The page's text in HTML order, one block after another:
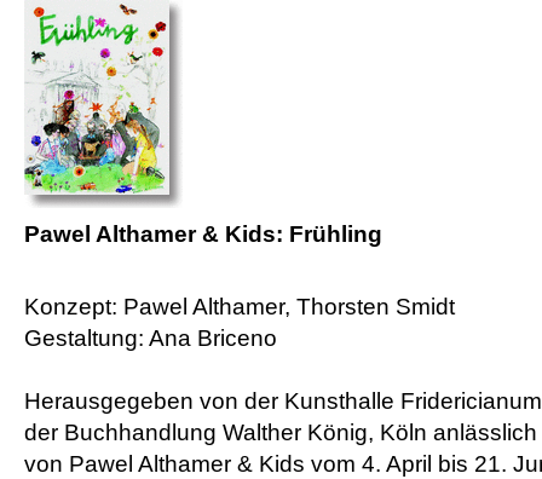
Pawel Althamer & Kids: Frühling
Konzept: Pawel Althamer, Thorsten Smidt
Gestaltung: Ana Briceno
Herausgegeben von der Kunsthalle
der Buchhandlung Walther König, Köln
von Pawel Althamer & Kids vom 4. April bis 21.